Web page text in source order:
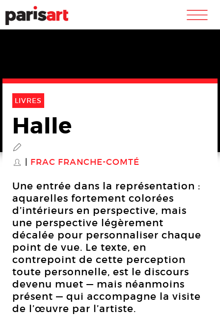
m
LIVRES
Halle
P
S
FRAC FRANCHE-COMTÉ
Une entrée dans la représentation :
aquarelles fortement colorées
d’intérieurs en perspective, mais
une perspective légèrement
décalée pour personnaliser chaque
point de vue. Le texte, en
contrepoint de cette perception
toute personnelle, est le discours
devenu muet — mais néanmoins
présent — qui accompagne la visite
de l’œuvre par l’artiste.